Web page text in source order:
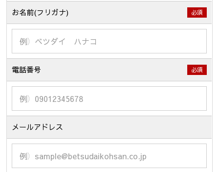
お名前(フリガナ) 必須
電話番号 必須
メールアドレス